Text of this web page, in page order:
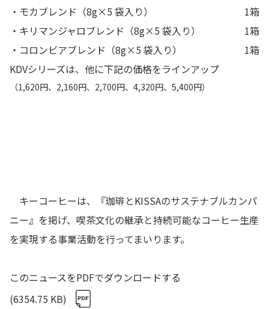
・モカブレンド（8g×5 袋入り）
1箱
・キリマンジャロブレンド（8g×5 袋入り）
1箱
・コロンビアブレンド（8g×5 袋入り）
1箱
KDVシリーズは、他に下記の価格をラインアップ
（1,620円、2,160円、2,700円、4,320円、5,400円）
キーコーヒーは、『珈琲とKISSAのサステナブルカンパ
ニー』を掲げ、喫茶文化の継承と持続可能なコーヒー生産
を実現する事業活動を行ってまいります。
このニュースをPDFでダウンロードする
(6354.75 KB)